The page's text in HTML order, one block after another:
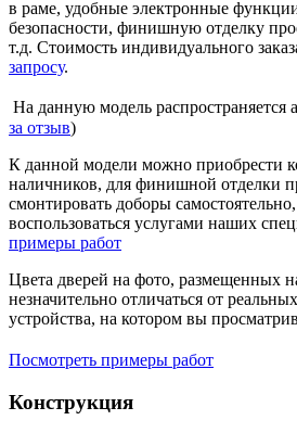
в раме, удобные электронные
безопасности, финишную отделку
т.д. Стоимость индивидуального
запросу.
На данную модель распространяется
за отзыв)
К данной модели можно приобрести
наличников, для финишной отделки
смонтировать доборы
воспользоваться услугами наших
примеры работ
Цвета дверей на фото, размещенных
незначительно отличаться от
устройства, на котором вы
Посмотреть примеры работ
Конструкция